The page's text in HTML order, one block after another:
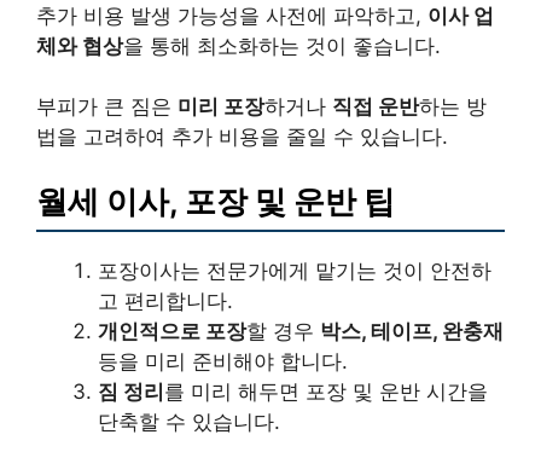
추가 비용 발생 가능성을 사전에 파악하고, 이사 업
체와 협상을 통해 최소화하는 것이 좋습니다.
부피가 큰 짐은 미리 포장하거나 직접 운반하는 방
법을 고려하여 추가 비용을 줄일 수 있습니다.
월세 이사, 포장 및 운반 팁
포장이사는 전문가에게 맡기는 것이 안전하
고 편리합니다.
개인적으로 포장할 경우 박스, 테이프, 완충재
등을 미리 준비해야 합니다.
짐 정리를 미리 해두면 포장 및 운반 시간을
단축할 수 있습니다.